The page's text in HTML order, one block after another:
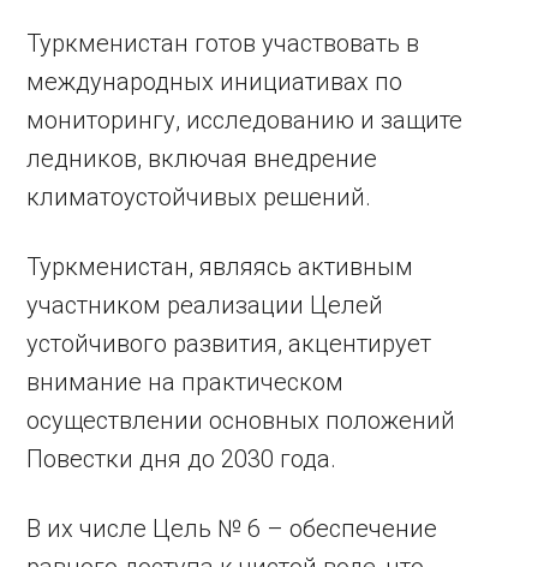
Туркменистан готов участвовать в
международных инициативах по
мониторингу, исследованию и защите
ледников, включая внедрение
климатоустойчивых решений.
Туркменистан, являясь активным
участником реализации Целей
устойчивого развития, акцентирует
внимание на практическом
осуществлении основных положений
Повестки дня до 2030 года.
В их числе Цель № 6 – обеспечение